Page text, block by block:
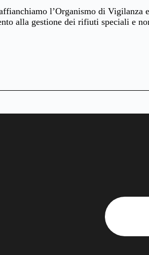
l’Organismo di
alla gestione dei rifiuti speciali e